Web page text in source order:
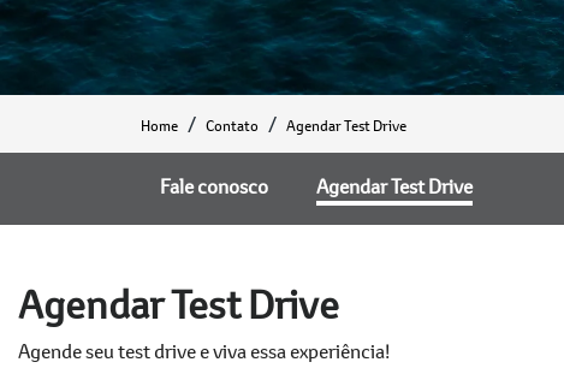
Home Contato Agendar Test Drive
Fale conosco Agendar Test Drive
Agendar Test Drive
Agende seu test drive e viva essa experiência!